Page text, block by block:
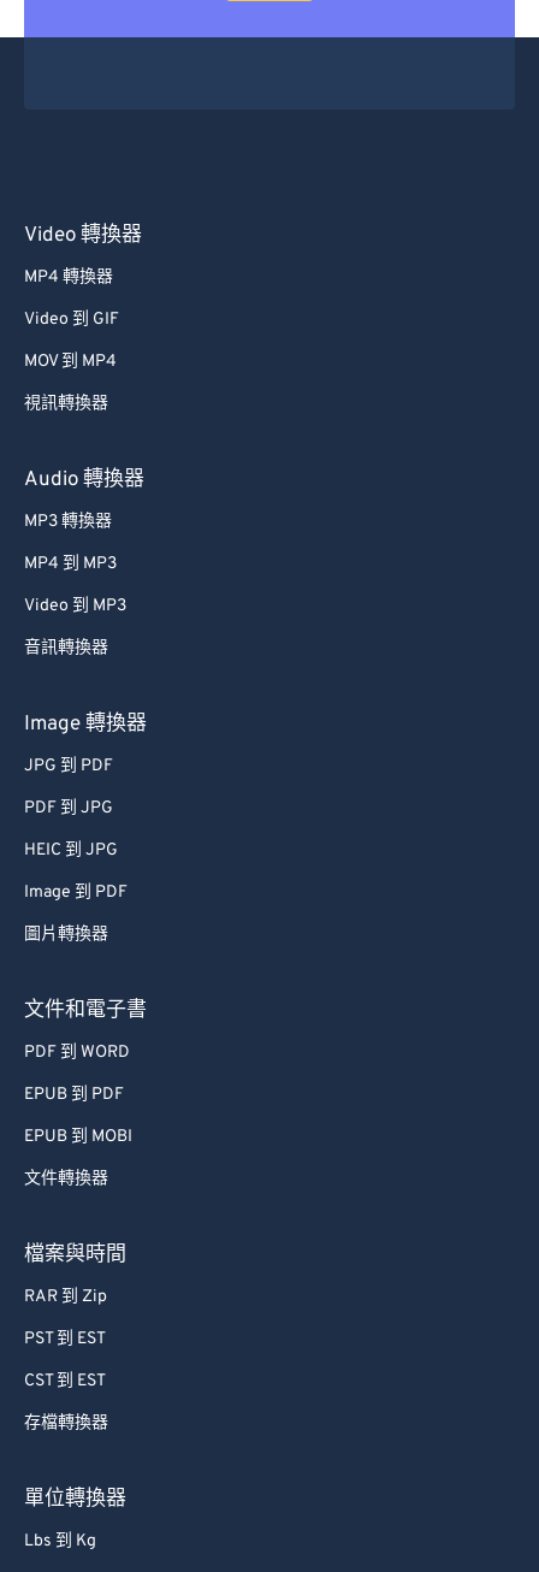
Video 轉換器
MP4 轉換器
Video 到 GIF
MOV 到 MP4
視訊轉換器
Audio 轉換器
MP3 轉換器
MP4 到 MP3
Video 到 MP3
音訊轉換器
Image 轉換器
JPG 到 PDF
PDF 到 JPG
HEIC 到 JPG
Image 到 PDF
圖片轉換器
文件和電子書
PDF 到 WORD
EPUB 到 PDF
EPUB 到 MOBI
文件轉換器
檔案與時間
RAR 到 Zip
PST 到 EST
CST 到 EST
存檔轉換器
單位轉換器
Lbs 到 Kg